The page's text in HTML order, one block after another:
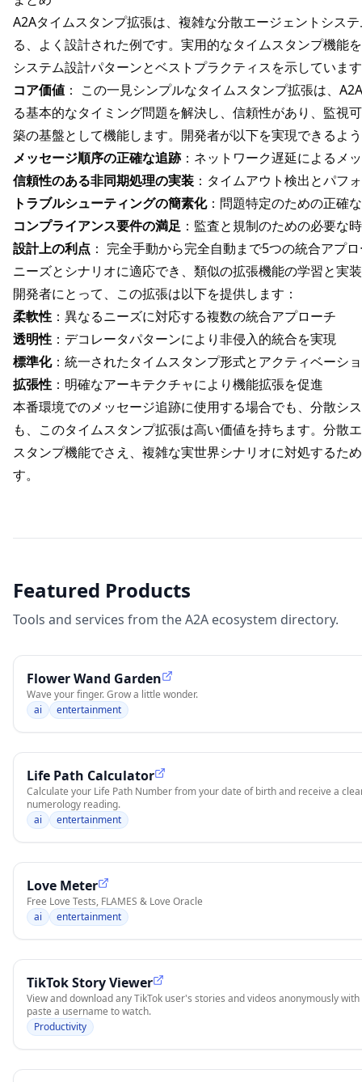
A2Aタイムスタンプ拡張は、複雑な分散エージェントシス
る、よく設計された例です。実用的なタイムスタンプ機能
システム設計パターンとベストプラクティスを示していま
コア価値 ： この一見シンプルなタイムスタンプ拡張は、
る基本的なタイミング問題を解決し、信頼性があり、監視
築の基盤として機能します。開発者が以下を実現できるよ
メッセージ順序の正確な追跡：ネットワーク遅延によるメ
信頼性のある非同期処理の実装 ：タイムアウト検出とパフ
トラブルシューティングの簡素化：問題特定のための正確
コンプライアンス要件の満足 ：監査と規制のための必要な
設計上の利点 ： 完全手動から完全自動まで5つの統合アプ
ニーズとシナリオに適応でき、類似の拡張機能の学習と実
開発者にとって、この拡張は以下を提供します：
柔軟性 ：異なるニーズに対応する複数の統合アプローチ
透明性 ：デコレータパターンにより非侵入的統合を実現
標準化：統一されたタイムスタンプ形式とアクティベーシ
拡張性 ：明確なアーキテクチャにより機能拡張を促進
本番環境でのメッセージ追跡に使用する場合でも、分散シ
も、このタイムスタンプ拡張は高い価値を持ちます。分散
スタンプ機能でさえ、複雑な実世界シナリオに対処するた
す。
Featured Products
Tools and services from the A2A ecosystem directory.
Flower Wand Garden
Wave your finger. Grow a little wonder.
ai
entertainment
Life Path Calculator
Calculate your Life Path Number from your date of birth and receive a
numerology reading.
ai
entertainment
Love Meter
Free Love Tests, FLAMES & Love Oracle
ai
entertainment
TikTok Story Viewer
View and download any TikTok user's stories and videos anonymously
paste a username to watch.
Productivity